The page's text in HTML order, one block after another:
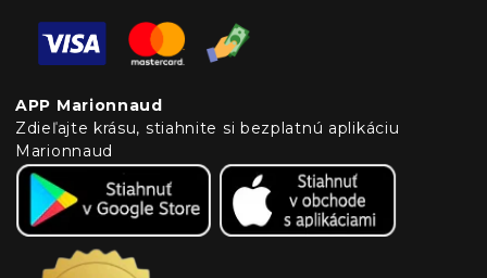
APP Marionnaud
Zdieľajte krásu, stiahnite si bezplatnú aplikáciu
Marionnaud